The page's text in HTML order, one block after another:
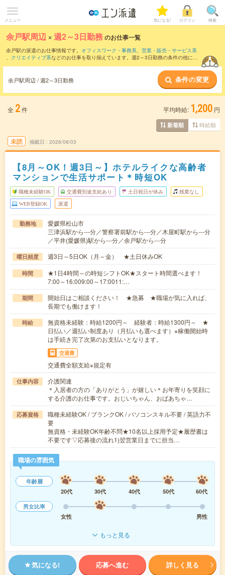
メニュー 気になる! ログイン 検索
余戸駅周辺 ×週2～3日勤務のお仕事一覧
余戸駅の派遣のお仕事情報です。 オフィスワーク・事務系、 営業・販売・サービス系
、 クリエイティブ系などのお仕事を取り揃えています。週2～3日勤務の条件の他に、
余戸駅周辺 / 週2～3日勤務 条件の変更
全 2件 平均時給: 1,200 円
新着順 時給順
未読 掲載日 2026/08/03
【8月～OK！週3日～】ホテルライクな高齢者
マンションで生活サポート＊時短OK
職種未経験OK 交通費別途支給あり 土日祝日が休み 残業なし
WEB登録OK 派遣
勤務地
愛媛県松山市
三津浜駅から---分／警察署前駅から---分／木屋町駅から---分
／平井(愛媛県)駅から---分／余戸駅から---分
曜日頻度 週3日～5日OK（月～金） ★土日休みOK
時間
★1日4時間～の時短シフトOK★スタート時間選べます！
7:00～16:009:00～17:0011:…
期間
開始日はご相談ください！ ★急募 ★職場が気に入れば、
長期でも働けます！
時給
無資格未経験：時給1200円～ 経験者：時給1300円～ ★
日払い／週払い制度あり（月払いも選べます）※稼働開始時
は手続き完了次第のお支払いとなります。
交通費
交通費全額支給※規定有
仕事内容
介護関連
＊入居者の方の「ありがとう」が嬉しい＊お年寄りを笑顔に
する介護のお仕事です。おじいちゃん、おばあちゃ…
応募資格
職種未経験OK / ブランクOK / パソコンスキル不要 / 英語力不
要
無資格・未経験OK年齢不問★10名以上採用予定★履歴書は
不要です▽応募後の流れ1)翌営業日までに担当…
職場の雰囲気
年齢層
20代
30代 40代 50代
60代
男女比率
女性
男性
もっと見る
気になる! 応募へ進む 詳しく見る